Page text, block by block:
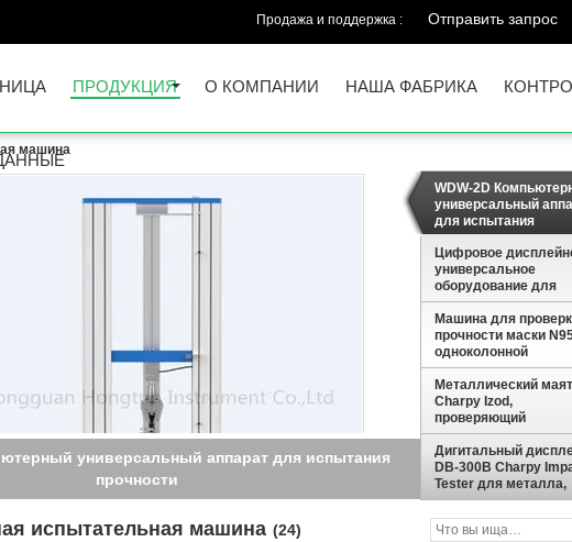
Продажа и поддержка : Отправить запрос
ПРОДУКЦИЯ О КОМПАНИИ НАША ФАБРИКА
машина
универсальное оборудование для испытаний
универсальное оборудование для испытаний
WDW-2D
универсальный
для испытания
прочности
Цифровое
универсальное
оборудование для
испытаний
тягу, универсальное
оборудование для
испытаний
Машина для
прочности маски
одноколонной
микрокомпьютерной
системой
Металлический
Charpy Izod,
проверяющий
устойчивость на
счетчик /
машина /
прибор
Дигитальный
DB-300B Charpy
Tester для металла,
сенсорный экран
Машина для
воздействия
испытательная машина (24)